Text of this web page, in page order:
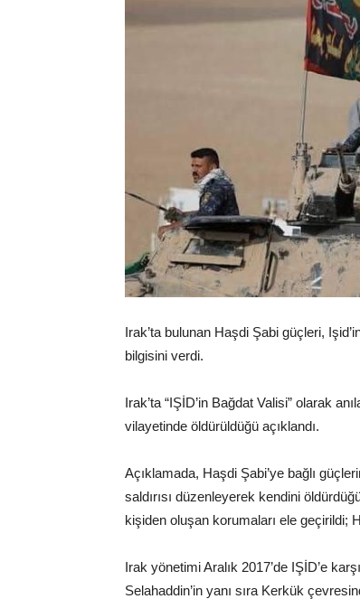
Irak’ta bulunan Haşdi Şabi güçleri,
bilgisini verdi.
Irak’ta “IŞİD’in Bağdat Valisi” olarak
vilayetinde öldürüldüğü açıklandı.
Açıklamada, Haşdi Şabi’ye bağlı
saldırısı düzenleyerek kendini
kişiden oluşan korumaları ele geçirildi;
Irak yönetimi Aralık 2017’de IŞİD’e
Selahaddin’in yanı sıra Kerkük